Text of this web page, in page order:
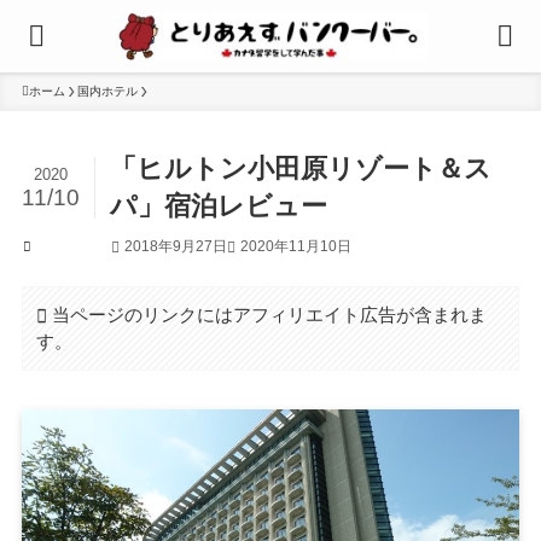
ホーム 国内ホテル
「ヒルトン小田原リゾート＆ス
パ」宿泊レビュー
2020
11/10
2018年9月27日 2020年11月10日
当ページのリンクにはアフィリエイト広告が含まれま
す。